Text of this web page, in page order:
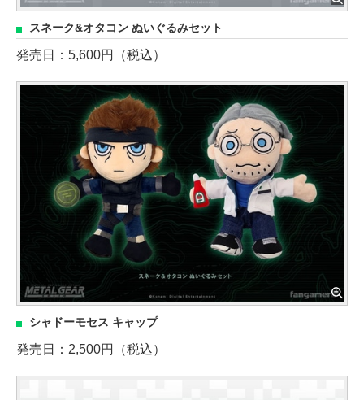
スネーク&オタコン ぬいぐるみセット
発売日：5,600円（税込）
シャドーモセス キャップ
発売日：2,500円（税込）